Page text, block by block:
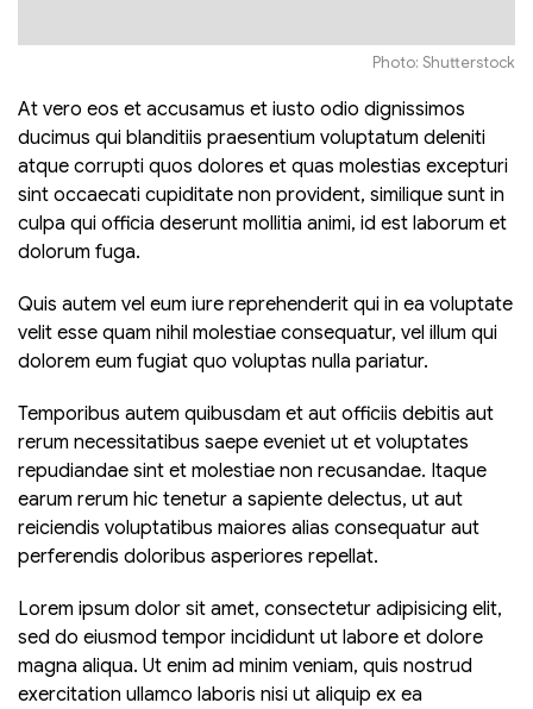
Photo: Shutterstock
At vero eos et accusamus et iusto odio dignissimos
ducimus qui blanditiis praesentium voluptatum deleniti
atque corrupti quos dolores et quas molestias excepturi
sint occaecati cupiditate non provident, similique sunt in
culpa qui officia deserunt mollitia animi, id est laborum et
dolorum fuga.
Quis autem vel eum iure reprehenderit qui in ea voluptate
velit esse quam nihil molestiae consequatur, vel illum qui
dolorem eum fugiat quo voluptas nulla pariatur.
Temporibus autem quibusdam et aut officiis debitis aut
rerum necessitatibus saepe eveniet ut et voluptates
repudiandae sint et molestiae non recusandae. Itaque
earum rerum hic tenetur a sapiente delectus, ut aut
reiciendis voluptatibus maiores alias consequatur aut
perferendis doloribus asperiores repellat.
Lorem ipsum dolor sit amet, consectetur adipisicing elit,
sed do eiusmod tempor incididunt ut labore et dolore
magna aliqua. Ut enim ad minim veniam, quis nostrud
exercitation ullamco laboris nisi ut aliquip ex ea